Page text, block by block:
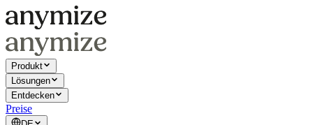
Produkt
Lösungen
Entdecken
Preise